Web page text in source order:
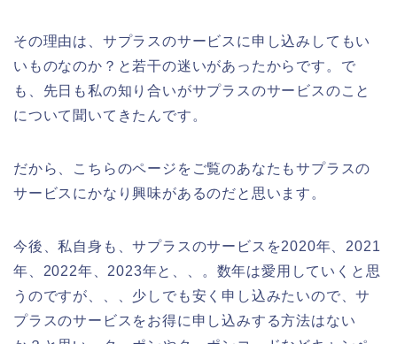
その理由は、サプラスのサービスに申し込みしてもい
いものなのか？と若干の迷いがあったからです。で
も、先日も私の知り合いがサプラスのサービスのこと
について聞いてきたんです。
だから、こちらのページをご覧のあなたもサプラスの
サービスにかなり興味があるのだと思います。
今後、私自身も、サプラスのサービスを2020年、2021
年、2022年、2023年と、、。数年は愛用していくと思
うのですが、、、少しでも安く申し込みたいので、サ
プラスのサービスをお得に申し込みする方法はない